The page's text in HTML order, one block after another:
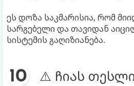
ეს დოზა საკმარისია, რომ
სარგებელი და თავიდან
სისტემის გაღიზიანება.
⚠️ ჩიას